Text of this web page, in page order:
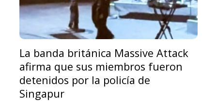
La banda británica Massive Attack
afirma que sus miembros fueron
detenidos por la policía de
Singapur